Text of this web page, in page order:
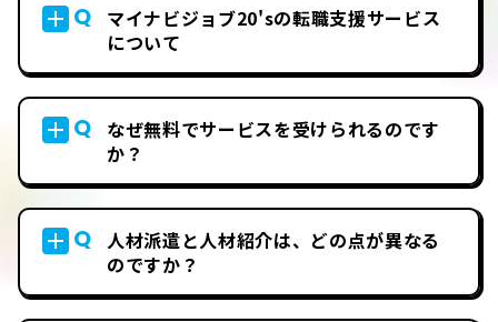
Q
マイナビジョブ20'sの転職支援サービス
について
Q
なぜ無料でサービスを受けられるのです
か？
Q 人材派遣と人材紹介は、どの点が異なる
のですか？